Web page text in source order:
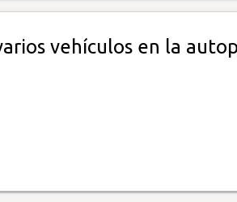
vehículos en la